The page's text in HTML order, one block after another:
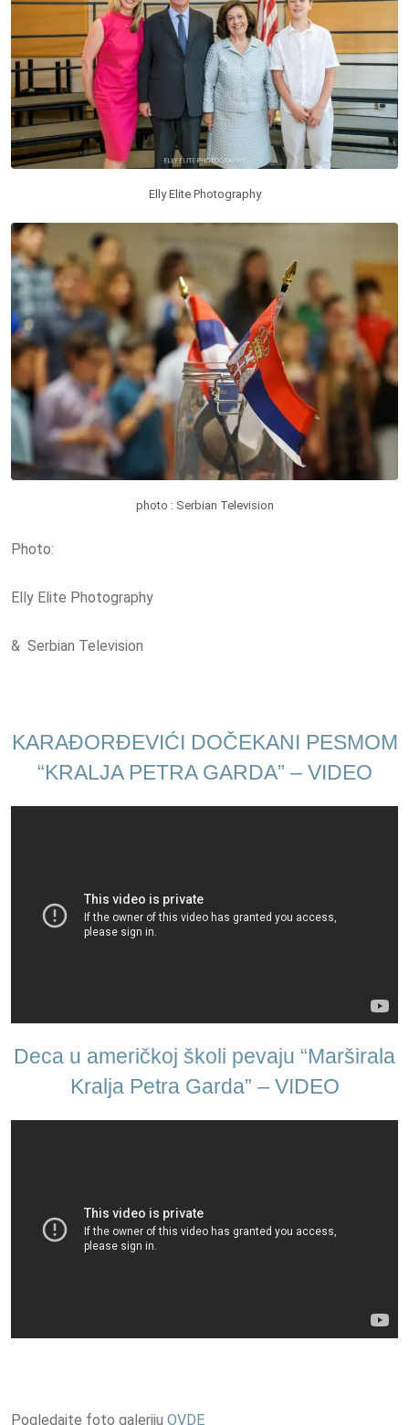
Elly Elite Photography
photo : Serbian Television
Photo:
Elly Elite Photography
& Serbian Television
KARAĐORĐEVIĆI DOČEKANI PESMOM
“KRALJA PETRA GARDA” – VIDEO
Deca u američkoj školi pevaju “Marširala
Kralja Petra Garda” – VIDEO
Pogledajte foto galeriju OVDE